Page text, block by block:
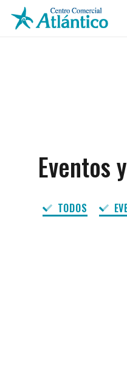
Eventos
TODOS